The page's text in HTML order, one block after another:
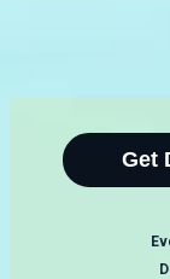
Get